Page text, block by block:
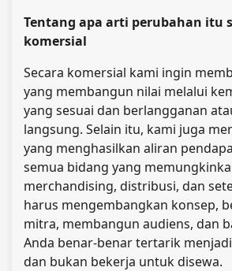
Tentang apa arti perubahan itu
komersial
Secara komersial kami ingin
yang membangun nilai melalui
yang sesuai dan berlangganan
langsung. Selain itu, kami juga
yang menghasilkan aliran
semua bidang yang
merchandising, distribusi, dan
harus mengembangkan konsep,
mitra, membangun audiens, dan
Anda benar-benar tertarik
dan bukan bekerja untuk disewa.